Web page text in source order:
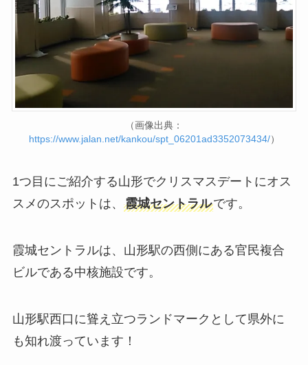
（画像出典：
https://www.jalan.net/kankou/spt_06201ad3352073434/）
1つ目にご紹介する山形でクリスマスデートにオス
スメのスポットは、 霞城セントラルです。
霞城セントラルは、山形駅の西側にある官民複合
ビルである中核施設です。
山形駅西口に聳え立つランドマークとして県外に
も知れ渡っています！